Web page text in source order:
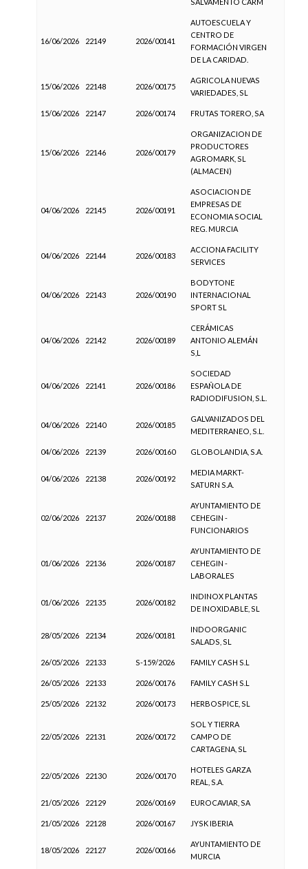
SALVAMENTO CARM
16/06/2026 22149 2026/00141
AUTOESCUELA Y
CENTRO DE
FORMACIÓN VIRGEN
DE LA CARIDAD.
15/06/2026 22148 2026/00175
AGRICOLA NUEVAS
VARIEDADES, SL
15/06/2026 22147 2026/00174 FRUTAS TORERO, SA
15/06/2026 22146 2026/00179
ORGANIZACION DE
PRODUCTORES
AGROMARK, SL
(ALMACEN)
04/06/2026 22145 2026/00191
ASOCIACION DE
EMPRESAS DE
ECONOMIA SOCIAL
REG. MURCIA
04/06/2026 22144 2026/00183
ACCIONA FACILITY
SERVICES
04/06/2026 22143 2026/00190
BODYTONE
INTERNACIONAL
SPORT SL
04/06/2026 22142 2026/00189
CERÁMICAS
ANTONIO ALEMÁN
S,L
04/06/2026 22141 2026/00186
SOCIEDAD
ESPAÑOLA DE
RADIODIFUSION, S.L.
04/06/2026 22140 2026/00185
GALVANIZADOS DEL
MEDITERRANEO, S.L.
04/06/2026 22139 2026/00160 GLOBOLANDIA, S.A.
04/06/2026 22138 2026/00192
MEDIA MARKT-
SATURN S.A.
02/06/2026 22137 2026/00188
AYUNTAMIENTO DE
CEHEGIN -
FUNCIONARIOS
01/06/2026 22136 2026/00187
AYUNTAMIENTO DE
CEHEGIN -
LABORALES
01/06/2026 22135 2026/00182
INDINOX PLANTAS
DE INOXIDABLE, SL
28/05/2026 22134 2026/00181
INDOORGANIC
SALADS, SL
26/05/2026 22133 S-159/2026 FAMILY CASH S.L
26/05/2026 22133 2026/00176 FAMILY CASH S.L
25/05/2026 22132 2026/00173 HERBOSPICE, SL
22/05/2026 22131 2026/00172
SOL Y TIERRA
CAMPO DE
CARTAGENA, SL
22/05/2026 22130 2026/00170
HOTELES GARZA
REAL, S.A.
21/05/2026 22129 2026/00169 EUROCAVIAR, SA
21/05/2026 22128 2026/00167 JYSK IBERIA
18/05/2026 22127 2026/00166
AYUNTAMIENTO DE
MURCIA